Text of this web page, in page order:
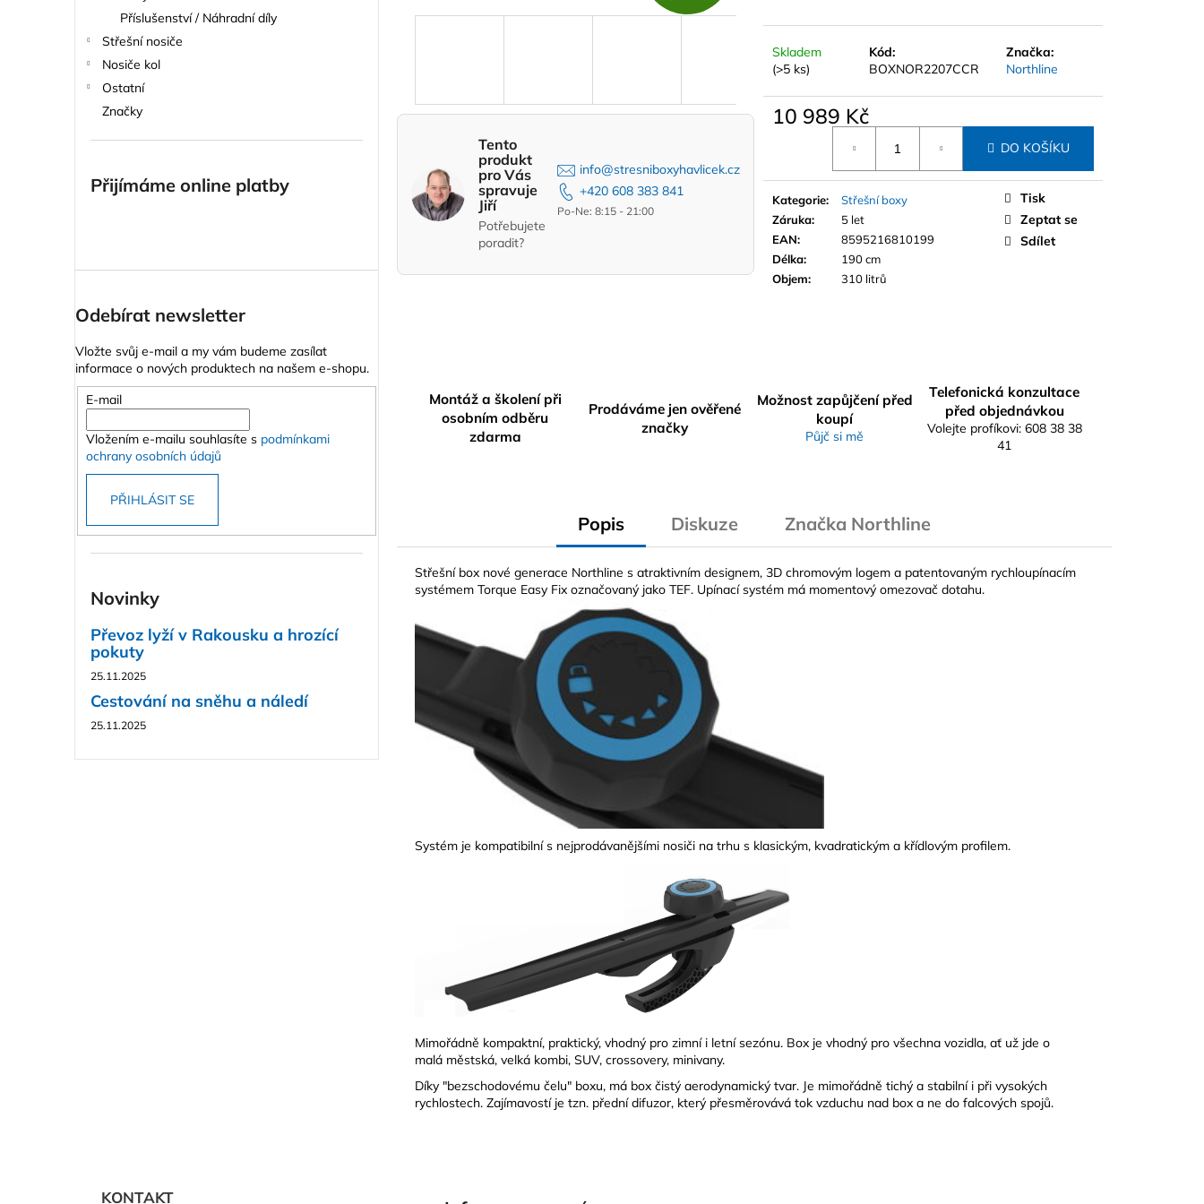
Příslušenství / Náhradní díly
Střešní nosiče
Nosiče kol
Ostatní
Značky
Přijímáme online platby
Odebírat newsletter
Vložte svůj e-mail a my vám budeme zasílat
informace o nových produktech na našem e-shopu.
E-mail
Vložením e-mailu souhlasíte s podmínkami
ochrany osobních údajů
PŘIHLÁSIT SE
Novinky
Převoz lyží v Rakousku a hrozící
pokuty
25.11.2025
Cestování na sněhu a náledí
25.11.2025
Skladem
(>5 ks)
Kód:
BOXNOR2207CCR
Značka:
Northline
10 989 Kč
DO KOŠÍKU
Kategorie:
Střešní boxy
Záruka:
5 let
EAN:
8595216810199
Délka:
190 cm
Objem: 310 litrů
Tisk
Zeptat se
Sdílet
D
A
R
M
A
Tento
produkt
pro Vás
spravuje
Jiří
Potřebujete
poradit?
info@stresniboxyhavlicek.cz
+420 608 383 841
Po-Ne: 8:15 - 21:00
Montáž a školení při
osobním odběru
zdarma
Prodáváme jen ověřené
značky
Možnost zapůjčení před
koupí
Půjč si mě
Telefonická konzultace
před objednávkou
Volejte profíkovi: 608 38 38
41
Popis Diskuze Značka Northline
Střešní box nové generace Northline s atraktivním designem, 3D chromovým logem a patentovaným rychloupínacím
systémem Torque Easy Fix označovaný jako TEF. Upínací systém má momentový omezovač dotahu.
Systém je kompatibilní s nejprodávanějšími nosiči na trhu s klasickým, kvadratickým a křídlovým profilem.
Mimořádně kompaktní, praktický, vhodný pro zimní i letní sezónu. Box je vhodný pro všechna vozidla, ať už jde o
malá městská, velká kombi, SUV, crossovery, minivany.
Díky "bezschodovému čelu" boxu, má box čistý aerodynamický tvar. Je mimořádně tichý a stabilní i při vysokých
rychlostech. Zajímavostí je tzn. přední difuzor, který přesměrovává tok vzduchu nad box a ne do falcových spojů.
STŘEŠNÍ BOX NEUMANN ADVENTURE
190 ANTRACIT ECONOMY
6 989 Kč
ANTRACIT
BOX THULE ARCOS NA TAŽNÉ L VČ.
PLATFORMY
KONTAKT